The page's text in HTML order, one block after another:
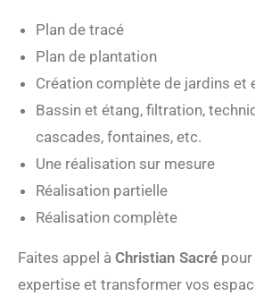
Plan de tracé
Plan de plantation
Création complète de jardins et
Bassin et étang, filtration,
cascades, fontaines, etc.
Une réalisation sur mesure
Réalisation partielle
Réalisation complète
Faites appel à Christian Sacré
expertise et transformer vos